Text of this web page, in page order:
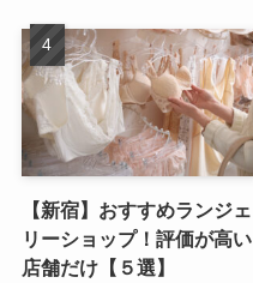
【新宿】おすすめランジェ
リーショップ！評価が高い
店舗だけ【５選】